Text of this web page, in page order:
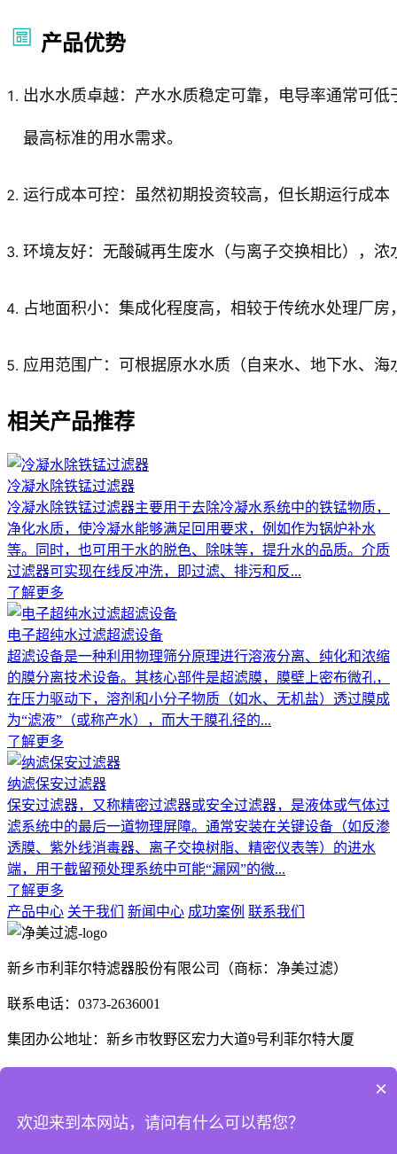
产品优势
出水水质卓越：产水水质稳定可靠，电导率通常可
最高标准的用水需求。
运行成本可控：虽然初期投资较高，但长期运行成
环境友好：无酸碱再生废水（与离子交换相比），
占地面积小：集成化程度高，相较于传统水处理厂房
应用范围广：可根据原水水质（自来水、地下水、
相关产品推荐
冷凝水除铁锰过滤器
冷凝水除铁锰过滤器主要用于去除冷凝水系统中的铁锰物质，
净化水质，使冷凝水能够满足回用要求，例如作为锅炉补水
等。同时，也可用于水的脱色、除味等，提升水的品质。介质
过滤器可实现在线反冲洗，即过滤、排污和反...
了解更多
电子超纯水过滤超滤设备
超滤设备是一种利用物理筛分原理进行溶液分离、纯化和浓缩
的膜分离技术设备。其核心部件是超滤膜，膜壁上密布微孔，
在压力驱动下，溶剂和小分子物质（如水、无机盐）透过膜成
为“滤液”（或称产水），而大于膜孔径的...
了解更多
纳滤保安过滤器
保安过滤器，又称精密过滤器或安全过滤器，是液体或气体过
滤系统中的最后一道物理屏障。通常安装在关键设备（如反渗
透膜、紫外线消毒器、离子交换树脂、精密仪表等）的进水
端，用于截留预处理系统中可能“漏网”的微...
了解更多
产品中心 关于我们 新闻中心 成功案例 联系我们
新乡市利菲尔特滤器股份有限公司（商标：净美过滤）
联系电话：0373-2636001
集团办公地址：新乡市牧野区宏力大道9号利菲尔特大厦
河南省商丘市梁园区晨风大道1号
×
欢迎来到本网站，请问有什么可以帮您？